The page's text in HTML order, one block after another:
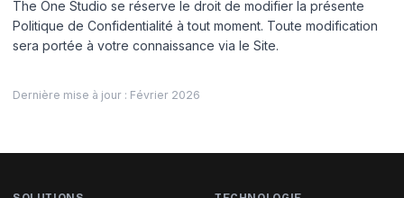
The One Studio se réserve le droit de modifier la présente
Politique de Confidentialité à tout moment. Toute modification
sera portée à votre connaissance via le Site.
Dernière mise à jour : Février 2026